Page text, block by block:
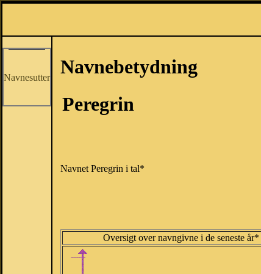
Navnesutter
Navnebetydning
Peregrin
Navnet Peregrin i tal*
Oversigt over navngivne i de seneste år*